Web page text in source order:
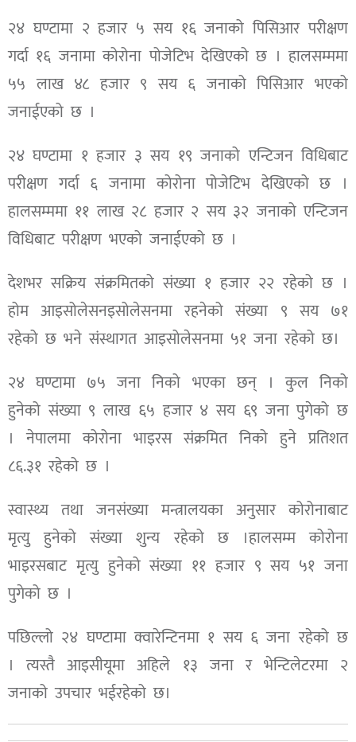
२४ घण्टामा २ हजार ५ सय १६ जनाको पिसिआर परीक्षण
गर्दा १६ जनामा कोरोना पोजेटिभ देखिएको छ । हालसम्ममा
५५ लाख ४८ हजार ९ सय ६ जनाको पिसिआर भएको
जनाईएको छ ।
२४ घण्टामा १ हजार ३ सय १९ जनाको एन्टिजन विधिबाट
परीक्षण गर्दा ६ जनामा कोरोना पोजेटिभ देखिएको छ ।
हालसम्ममा ११ लाख २८ हजार २ सय ३२ जनाको एन्टिजन
विधिबाट परीक्षण भएको जनाईएको छ ।
देशभर सक्रिय संक्रमितको संख्या १ हजार २२ रहेको छ ।
होम आइसोलेसनइसोलेसनमा रहनेको संख्या ९ सय ७१
रहेको छ भने संस्थागत आइसोलेसनमा ५१ जना रहेको छ।
२४ घण्टामा ७५ जना निको भएका छन् । कुल निको
हुनेको संख्या ९ लाख ६५ हजार ४ सय ६९ जना पुगेको छ
। नेपालमा कोरोना भाइरस संक्रमित निको हुने प्रतिशत
८६.३१ रहेको छ ।
स्वास्थ्य तथा जनसंख्या मन्त्रालयका अनुसार कोरोनाबाट
मृत्यु हुनेको संख्या शुन्य रहेको छ ।हालसम्म कोरोना
भाइरसबाट मृत्यु हुनेको संख्या ११ हजार ९ सय ५१ जना
पुगेको छ ।
पछिल्लो २४ घण्टामा क्वारेन्टिनमा १ सय ६ जना रहेको छ
। त्यस्तै आइसीयूमा अहिले १३ जना र भेन्टिलेटरमा २
जनाको उपचार भईरहेको छ।